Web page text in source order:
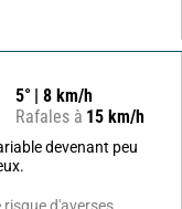
5° 8 km/h
Rafales à 15 km/h
devenant peu
risque d'averses.